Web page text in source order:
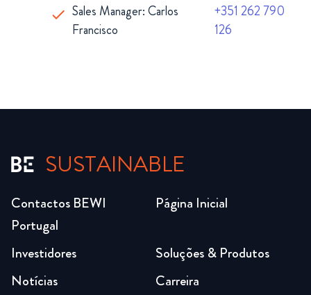
Sales Manager: Carlos
Francisco
+351 262 790
126
SUSTAINABLE
Página Inicial
Soluções & Produtos
Carreira
Investidores
Notícias
Contactos BEWI
Portugal